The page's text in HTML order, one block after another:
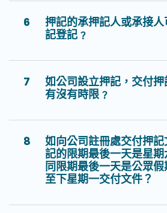
6
押記的承押記人或承接
記登記﹖
7
如公司設立押記，交付
有沒有時限﹖
8
如向公司註冊處交付押
記的限期最後一天是星
同限期最後一天是公眾
至下星期一交付文件？